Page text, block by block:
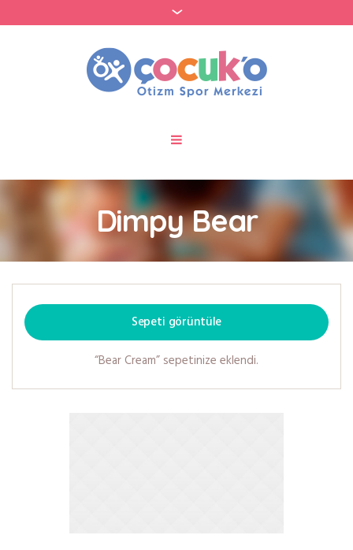
Dimpy Bear
Sepeti görüntüle
“Bear Cream” sepetinize eklendi.